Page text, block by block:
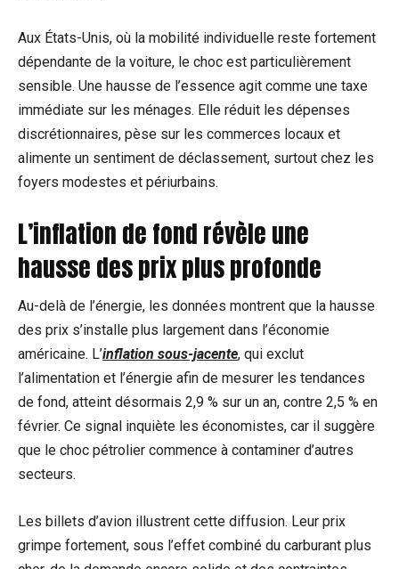
Aux États-Unis, où la mobilité individuelle reste fortement
dépendante de la voiture, le choc est particulièrement
sensible. Une hausse de l’essence agit comme une taxe
immédiate sur les ménages. Elle réduit les dépenses
discrétionnaires, pèse sur les commerces locaux et
alimente un sentiment de déclassement, surtout chez les
foyers modestes et périurbains.
L’inflation de fond révèle une
hausse des prix plus profonde
Au-delà de l’énergie, les données montrent que la hausse
des prix s’installe plus largement dans l’économie
américaine. L’inflation sous-jacente, qui exclut
l’alimentation et l’énergie afin de mesurer les tendances
de fond, atteint désormais 2,9 % sur un an, contre 2,5 % en
février. Ce signal inquiète les économistes, car il suggère
que le choc pétrolier commence à contaminer d’autres
secteurs.
Les billets d’avion illustrent cette diffusion. Leur prix
grimpe fortement, sous l’effet combiné du carburant plus